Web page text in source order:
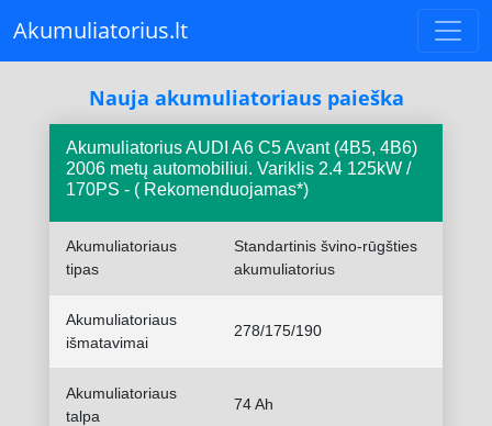
Akumuliatorius.lt
Nauja akumuliatoriaus paieška
Akumuliatorius AUDI A6 C5 Avant (4B5, 4B6)
2006 metų automobiliui. Variklis 2.4 125kW /
170PS - ( Rekomenduojamas*)
Akumuliatoriaus
tipas
Standartinis švino-rūgšties
akumuliatorius
Akumuliatoriaus
išmatavimai
278/175/190
Akumuliatoriaus
talpa
74 Ah